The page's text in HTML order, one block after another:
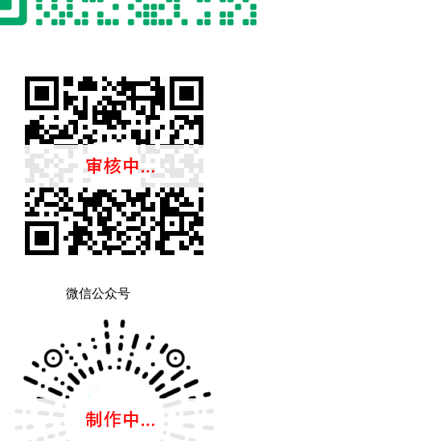
微信公众号